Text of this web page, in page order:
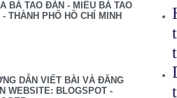
BÀ TAO ĐÀN - MIẾU BÀ TAO
THÀNH PHỐ HỒ CHÍ MINH
DẪN VIẾT BÀI VÀ ĐĂNG
WEBSITE: BLOGSPOT -
t